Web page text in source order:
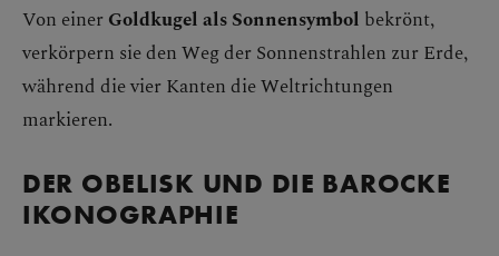
Von einer Goldkugel als Sonnensymbol bekrönt,
verkörpern sie den Weg der Sonnenstrahlen zur Erde,
während die vier Kanten die Weltrichtungen
markieren.
DER OBELISK UND DIE BAROCKE
IKONOGRAPHIE